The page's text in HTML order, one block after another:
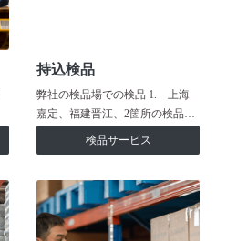
持込検品
弊社の検品場での検品 1. 上海
嘉定、福建晋江、2箇所の検品…
検品サービス